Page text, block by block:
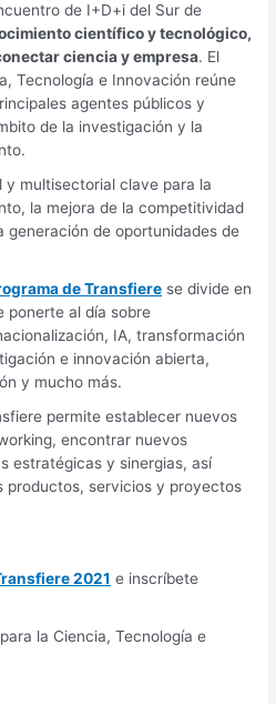
de I+D+i del Sur de
científico y tecnológico,
ciencia y empresa. El
Tecnología e Innovación reúne
agentes públicos y
de la investigación y la
multisectorial clave para la
la mejora de la competitividad
generación de oportunidades de
de Transfiere se divide en
ponerte al día sobre
IA, transformación
e innovación abierta,
y mucho más.
permite establecer nuevos
encontrar nuevos
estratégicas y sinergias, así
productos, servicios y proyectos
2021 e inscríbete